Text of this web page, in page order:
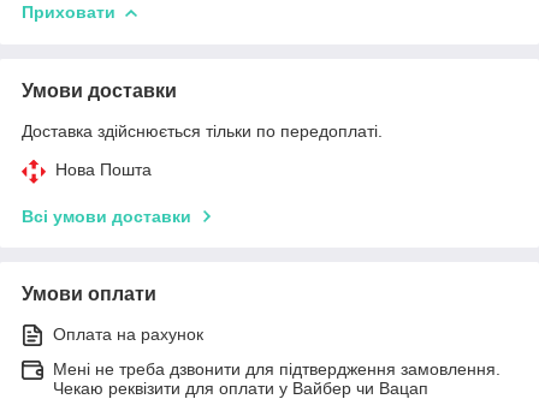
Приховати
Умови доставки
Доставка здійснюється тільки по передоплаті.
Нова Пошта
Всі умови доставки
Умови оплати
Оплата на рахунок
Мені не треба дзвонити для підтвердження замовлення.
Чекаю реквізити для оплати у Вайбер чи Вацап